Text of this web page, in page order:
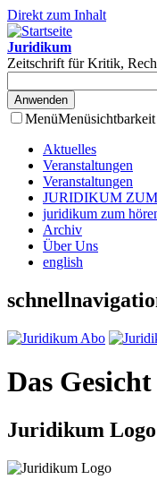
Direkt zum Inhalt
Juridikum
Zeitschrift für Kritik,
Menü
Aktuelles
Veranstaltungen
Veranstaltungen
JURIDIKUM
juridikum zum
Archiv
Über Uns
english
Das
Juridikum Logo